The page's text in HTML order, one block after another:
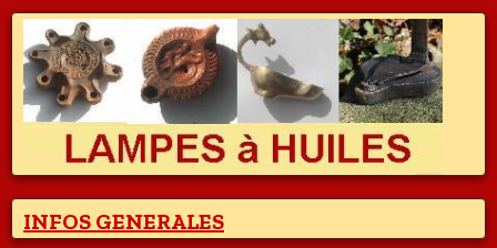
INFOS GENERALES